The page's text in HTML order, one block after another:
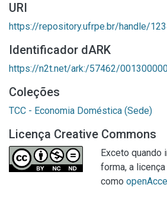
URI
https://repository.ufrpe.br/handle/
Identificador dARK
https://n2t.net/ark:/57462/
Coleções
TCC - Economia Doméstica (Sede)
Licença Creative Commons
Exceto quando
forma, a
como